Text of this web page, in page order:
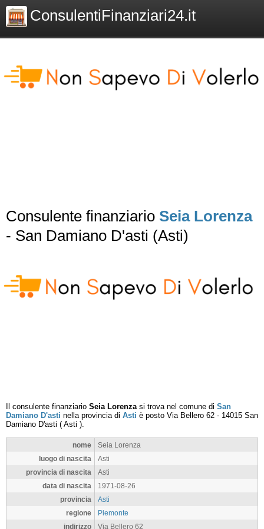
ConsulentiFinanziari24.it
Consulente finanziario Seia Lorenza
- San Damiano D'asti (Asti)
Il consulente finanziario Seia Lorenzasi trova nel comune di San
Damiano D'asti nella provincia di Asti è posto Via Bellero 62 - 14015 San
Damiano D'asti ( Asti ).
nome
Seia Lorenza
luogo di nascita
Asti
provincia di nascita
Asti
data di nascita
1971-08-26
provincia
Asti
regione
Piemonte
indirizzo
Via Bellero 62